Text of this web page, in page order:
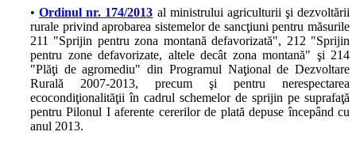
•Ordinul nr. 174/2013 al ministrului agriculturii şi dezvoltării
rurale privind aprobarea sistemelor de sancţiuni pentru măsurile
211 "Sprijin pentru zona montană defavorizată", 212 "Sprijin
pentru zone defavorizate, altele decât zona montană" şi 214
"Plăţi de agromediu" din Programul Naţional de Dezvoltare
Rurală 2007-2013, precum şi pentru nerespectarea
ecocondiţionalităţii în cadrul schemelor de sprijin pe suprafaţă
pentru Pilonul I aferente cererilor de plată depuse începând cu
anul 2013.